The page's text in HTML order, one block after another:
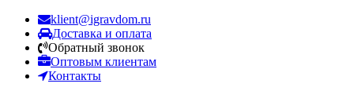
klient@igravdom.ru
Доставка и оплата
Обратный звонок
Оптовым клиентам
Контакты